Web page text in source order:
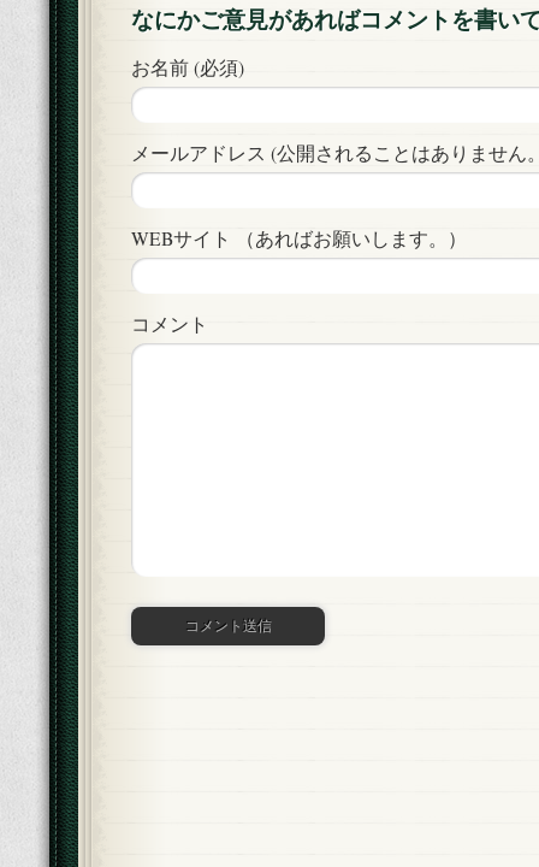
なにかご意見があればコメントを書い
お名前 (必須)
メールアドレス (公開されることはありません
WEBサイト （あればお願いします。）
コメント